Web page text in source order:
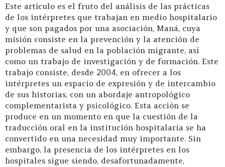
Este artículo es el fruto del análisis de las prácticas
de los intérpretes que trabajan en medio hospitalario
y que son pagados por una asociación, Maná, cuya
misión consiste en la prevención y la atención de
problemas de salud en la población migrante, así
como un trabajo de investigación y de formación. Este
trabajo consiste, desde 2004, en ofrecer a los
intérpretes un espacio de expresión y de intercambio
de sus historias, con un abordaje antropológico
complementarista y psicológico. Esta acción se
produce en un momento en que la cuestión de la
traducción oral en la institución hospitalaria se ha
convertido en una necesidad muy importante. Sin
embargo, la presencia de los intérpretes en los
hospitales sigue siendo, desafortunadamente,